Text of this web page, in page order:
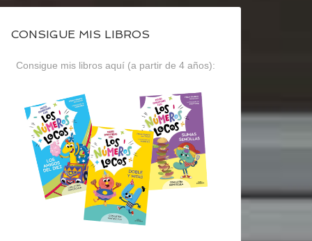
CONSIGUE MIS LIBROS
Consigue mis libros aquí (a partir de 4 años):